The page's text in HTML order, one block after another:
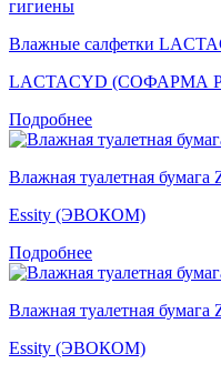
Влажные салфетки
LACTACYD (СОФАРМА
Подробнее
Влажная туалетная бумага
Essity (ЭВОКОМ)
Подробнее
Влажная туалетная бумага
Essity (ЭВОКОМ)